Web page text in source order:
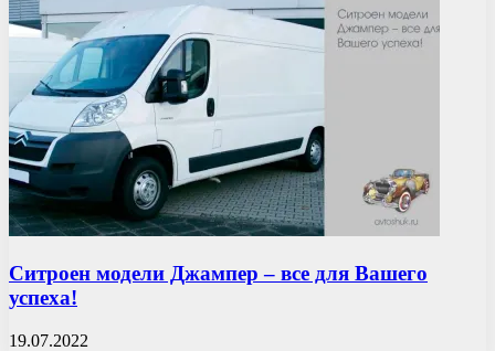
Ситроен модели Джампер – все для Вашего
успеха!
19.07.2022